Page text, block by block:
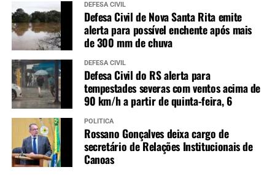
DEFESA CIVIL
Defesa Civil de Nova Santa Rita emite
alerta para possível enchente após mais
de 300 mm de chuva
DEFESA CIVIL
Defesa Civil do RS alerta para
tempestades severas com ventos acima de
90 km/h a partir de quinta-feira, 6
POLÍTICA
Rossano Gonçalves deixa cargo de
secretário de Relações Institucionais de
Canoas